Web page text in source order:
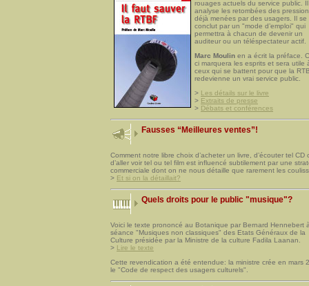
rouages actuels du service public. Il
analyse les retombées des
déjà menées par des usagers. Il se
conclut par un "mode d’emploi" qui
permettra à chacun de devenir un
auditeur ou un téléspectateur actif.
Marc Moulin en a écrit la préface.
ci marquera les esprits et sera utile
ceux qui se battent pour que la
redevienne un vrai service public.
> Les détails sur le livre
> Extraits de presse
> Débats et conférences
Fausses “Meilleures ventes”!
Comment notre libre choix d’acheter un livre, d’écouter tel CD
d’aller voir tel ou tel film est influencé subtilement par une
commerciale dont on ne nous détaille que rarement les
> Et si on la détaillait?
Quels droits pour le public "musique"?
Voici le texte prononcé au Botanique par Bernard Hennebert
séance "Musiques non classiques" des Etats Généraux de la
Culture présidée par la Ministre de la culture Fadila Laanan.
> Lire le texte
Cette revendication a été entendue: la ministre crée en mars
le "Code de respect des usagers culturels".